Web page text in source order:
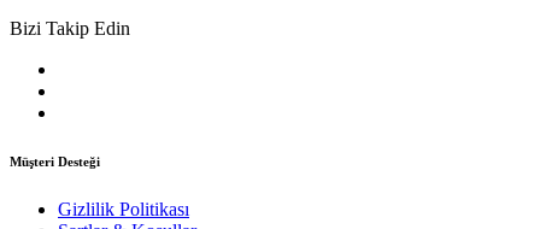
Bizi Takip Edin
Müşteri Desteği
Gizlilik Politikası